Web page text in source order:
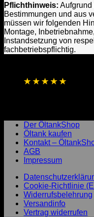
Pflichthinweis: Aufgrund
Bestimmungen und aus
müssen wir folgenden
Montage,
Instandsetzung von
fachbetriebspflichtig.
★★★★★
Der ÖltankShop
Öltank kaufen
Kontakt –
AGB
Impressum
Cookie-Richtlinie
Widerrufsbelehrung
Versandinfo
Vertrag widerrufen